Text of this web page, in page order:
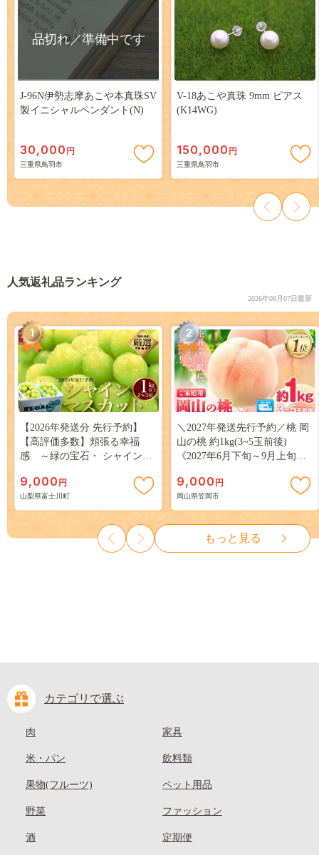
品切れ／準備中です
J-96N伊勢志摩あこや本真珠SV
製イニシャルペンダント(N)
30,000 円
三重県鳥羽市
V-18あこや真珠 9mm ピアス
(K14WG)
150,000 円
三重県鳥羽市
人気返礼品ランキング
2026年08月07日最新
1
【2026年発送分 先行予約】
【高評価多数】頬張る幸福
感 ～緑の宝石・ シャインマ
３房） フルーツ 山梨県産 果
物 くだもの シャイン マスカ
ット ぶどう ブドウ 葡萄 大粒
種なし 先行予約 富士川町
10000円 一万円 9000円 九千円
9,000 円
山梨県富士川町
2
＼2027年発送先行予約／桃 岡
山の桃 約1kg(3~5玉前後)
《2027年6月下旬～9月上旬頃
岡山 はくとう スイーツ フル
ーツ 果物 デザート 旬 モモ も
も 先行予約 送料無料 果物 岡
山県 笠岡市 清水白桃 白鳳 白
麗 クール便---
kasaoka_zsy_419_100---
9,000 円
岡山県笠岡市
もっと見る
カテゴリで選ぶ
肉
米・パン
果物(フルーツ)
野菜
酒
家具
飲料類
ペット用品
ファッション
定期便